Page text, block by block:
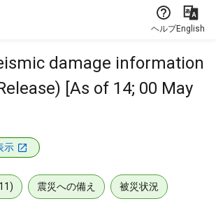
ヘルプEnglish
damage information
[As of 14; 00 May
示
震災への備え 被災状況